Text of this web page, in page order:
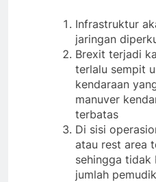
Infrastruktur
jaringan
Brexit terjadi
terlalu sempit
kendaraan
manuver
terbatas
Di sisi
atau rest area
sehingga tidak
jumlah